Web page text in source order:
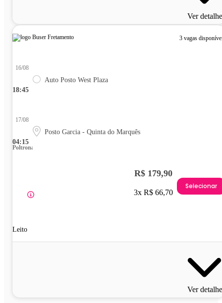
Ver
3 vagas
18:45
16/08
Auto Posto West Plaza
04:15
17/08
Posto Garcia - Quinta do Marquês
Poltrona
Leito
R$ 179,90
3x R$ 66,70
Selecionar
Ver